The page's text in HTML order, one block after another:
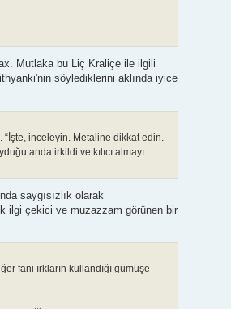
Mutlaka bu Liç Kraliçe ile ilgili
söylediklerini aklında iyice
“İşte, inceleyin. Metaline dikkat edin.
anda irkildi ve kılıcı almayı
saygısızlık olarak
ilgi çekici ve muzazzam görünen bir
fani ırkların kullandığı gümüşe